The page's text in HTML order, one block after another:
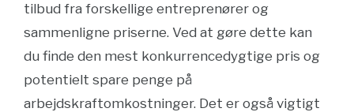
tilbud fra forskellige entreprenører og
sammenligne priserne. Ved at gøre dette kan
du finde den mest konkurrencedygtige pris og
potentielt spare penge på
arbejdskraftomkostninger. Det er også vigtigt